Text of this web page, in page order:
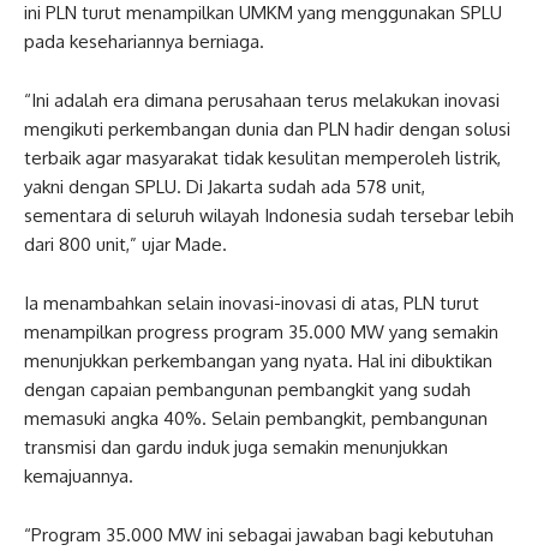
ini PLN turut menampilkan UMKM yang menggunakan SPLU
pada kesehariannya berniaga.
“Ini adalah era dimana perusahaan terus melakukan inovasi
mengikuti perkembangan dunia dan PLN hadir dengan solusi
terbaik agar masyarakat tidak kesulitan memperoleh listrik,
yakni dengan SPLU. Di Jakarta sudah ada 578 unit,
sementara di seluruh wilayah Indonesia sudah tersebar lebih
dari 800 unit,” ujar Made.
Ia menambahkan selain inovasi-inovasi di atas, PLN turut
menampilkan progress program 35.000 MW yang semakin
menunjukkan perkembangan yang nyata. Hal ini dibuktikan
dengan capaian pembangunan pembangkit yang sudah
memasuki angka 40%. Selain pembangkit, pembangunan
transmisi dan gardu induk juga semakin menunjukkan
kemajuannya.
“Program 35.000 MW ini sebagai jawaban bagi kebutuhan